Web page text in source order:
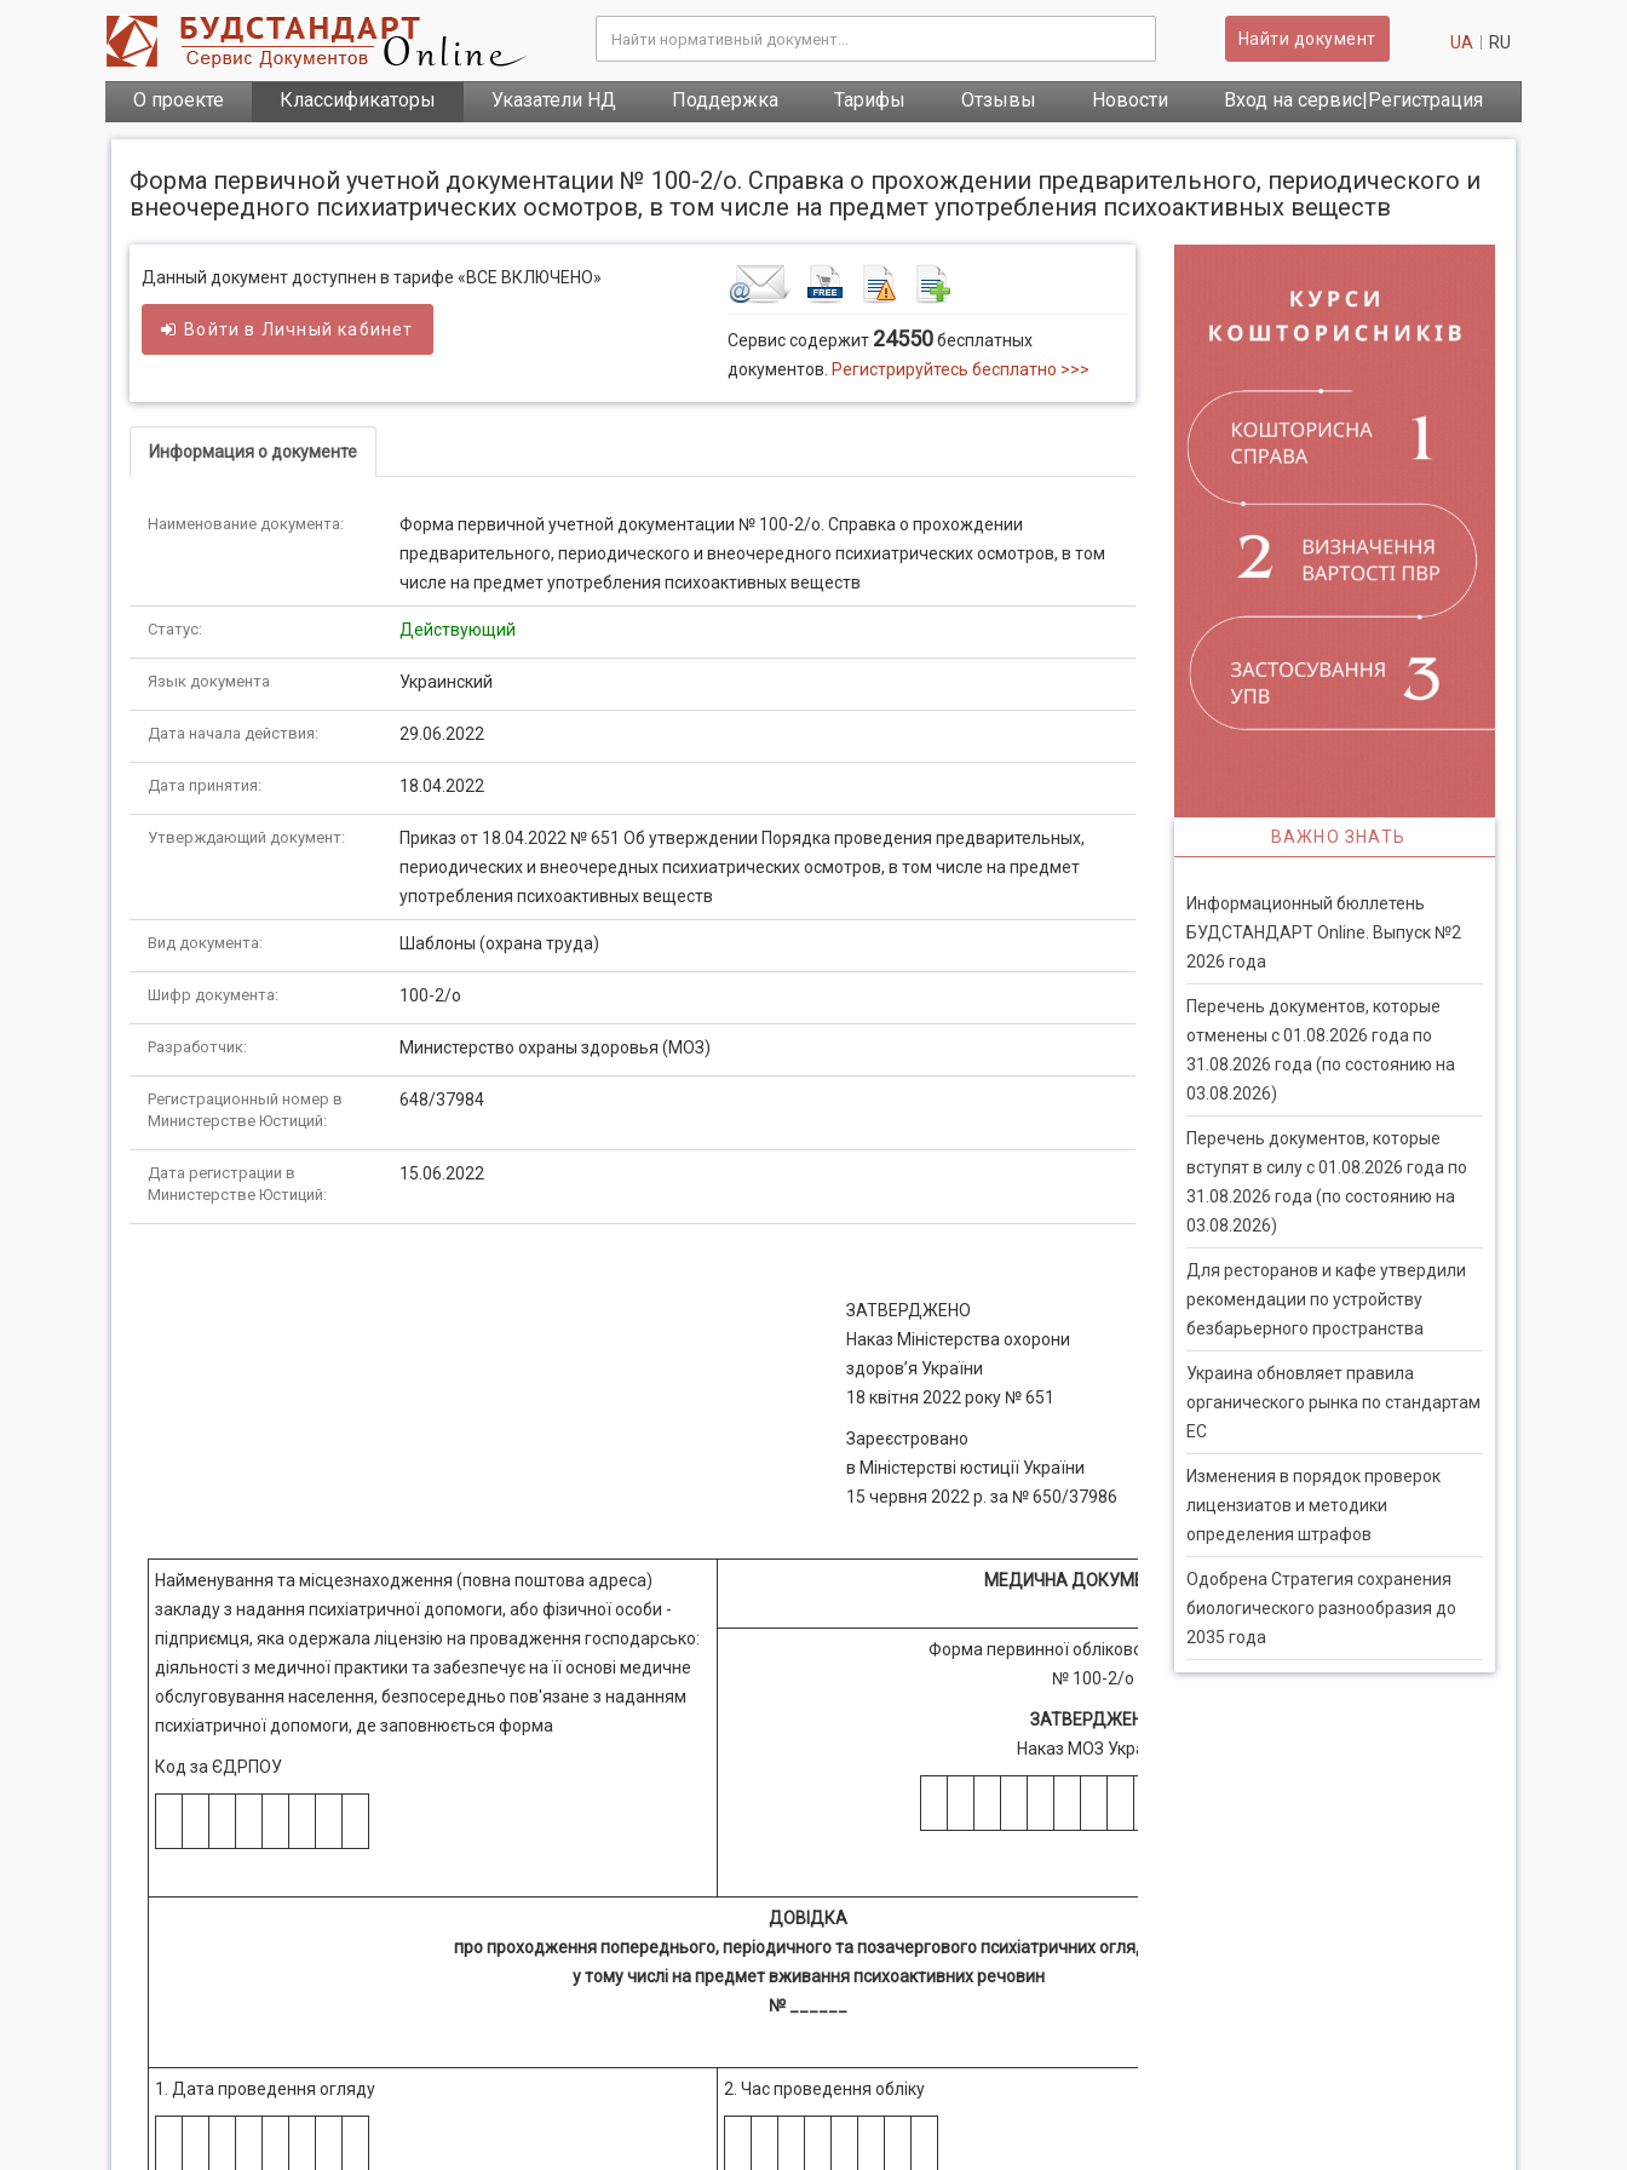
Найти документ UA RU
О проекте Классификаторы Указатели НД Поддержка Тарифы Отзывы Новости Вход на сервис|Регистрация
Форма первичной учетной документации № 100-2/о. Справка о прохождении предварительного, периодического и
внеочередного психиатрических осмотров, в том числе на предмет употребления психоактивных веществ
Данный документ доступнен в тарифе «ВСЕ ВКЛЮЧЕНО»
Войти в Личный кабинет
Сервис содержит 24550бесплатных
документов. Регистрируйтесь бесплатно >>>
Информация о документе
Наименование документа:
Форма первичной учетной документации № 100-2/о. Справка о прохождении
предварительного, периодического и внеочередного психиатрических осмотров, в том
числе на предмет употребления психоактивных веществ
Статус: Действующий
Язык документа Украинский
Дата начала действия: 29.06.2022
Дата принятия: 18.04.2022
Утверждающий документ:
Приказ от 18.04.2022 № 651 Об утверждении Порядка проведения предварительных,
периодических и внеочередных психиатрических осмотров, в том числе на предмет
употребления психоактивных веществ
Вид документа: Шаблоны (охрана труда)
Шифр документа: 100-2/о
Разработчик: Министерство охраны здоровья (МОЗ)
Регистрационный номер в
Министерстве Юстиций:
648/37984
Дата регистрации в
Министерстве Юстиций:
15.06.2022
ЗАТВЕРДЖЕНО
Наказ Міністерства охорони
здоров’я України
18 квітня 2022 року № 651
Зареєстровано
в Міністерстві юстиції України
15 червня 2022 р. за № 650/37986
Найменування та місцезнаходження (повна поштова адреса)
закладу з надання психіатричної допомоги, або фізичної особи -
підприємця, яка одержала ліцензію на провадження господарсько:
діяльності з медичної практики та забезпечує на її основі медичне
обслуговування населення, безпосередньо пов'язане з наданням
психіатричної допомоги, де заповнюється форма
Код за ЄДРПОУ
МЕДИЧНА ДОКУМЕНТАЦІЯ
Форма первинної облікової документації
№ 100-2/о
ЗАТВЕРДЖЕНО
Наказ МОЗ України
ДОВІДКА
про проходження попереднього, періодичного та позачергового психіатричних оглядів,
у тому числі на предмет вживання психоактивних речовин
№ ______
1. Дата проведення огляду 2. Час проведення обліку
ВАЖНО ЗНАТЬ
Информационный бюллетень
БУДСТАНДАРТ Online. Выпуск №2
2026 года
Перечень документов, которые
отменены с 01.08.2026 года по
31.08.2026 года (по состоянию на
03.08.2026)
Перечень документов, которые
вступят в силу с 01.08.2026 года по
31.08.2026 года (по состоянию на
03.08.2026)
Для ресторанов и кафе утвердили
рекомендации по устройству
безбарьерного пространства
Украина обновляет правила
органического рынка по стандартам
ЕС
Изменения в порядок проверок
лицензиатов и методики
определения штрафов
Одобрена Стратегия сохранения
биологического разнообразия до
2035 года